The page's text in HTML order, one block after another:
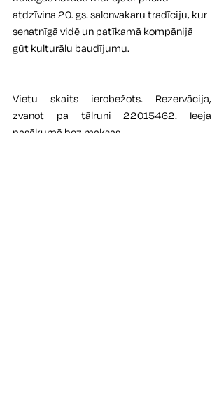
atdzīvina 20. gs. salonvakaru tradīciju, kur
senatnīgā vidē un patīkamā kompānijā
gūt kulturālu baudījumu.
Vietu skaits ierobežots. Rezervācija,
zvanot pa tālruni 22015462. Ieeja
pasākumā bez maksas.